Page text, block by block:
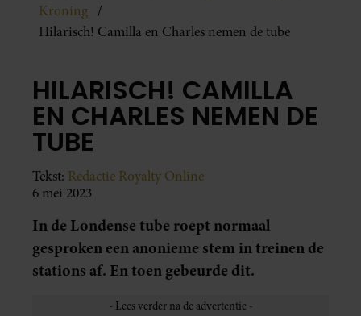
Kroning
Hilarisch! Camilla en Charles nemen de tube
HILARISCH! CAMILLA
EN CHARLES NEMEN DE
TUBE
Tekst: Redactie Royalty Online
6 mei 2023
In de Londense tube roept normaal
gesproken een anonieme stem in treinen de
stations af. En toen gebeurde dit.